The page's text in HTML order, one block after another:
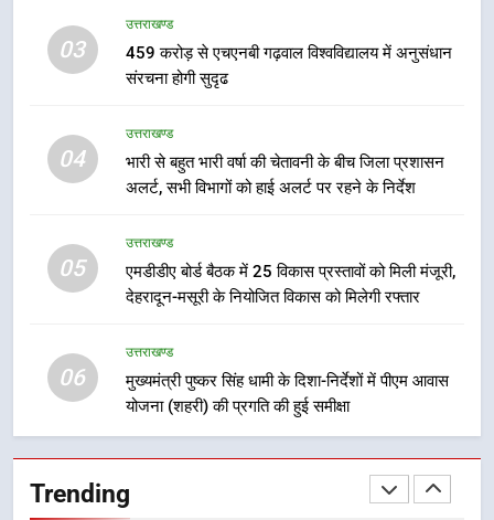
सुरक्षा मानकों से कोई समझौता नहींः डीएम
03
उत्तराखण्ड
459 करोड़ से एचएनबी गढ़वाल विश्वविद्यालय में अनुसंधान
संरचना होगी सुदृढ
04
उत्तराखण्ड
भारी से बहुत भारी वर्षा की चेतावनी के बीच जिला प्रशासन
अलर्ट, सभी विभागों को हाई अलर्ट पर रहने के निर्देश
05
उत्तराखण्ड
एमडीडीए बोर्ड बैठक में 25 विकास प्रस्तावों को मिली मंजूरी,
देहरादून-मसूरी के नियोजित विकास को मिलेगी रफ्तार
06
उत्तराखण्ड
मुख्यमंत्री पुष्कर सिंह धामी के दिशा-निर्देशों में पीएम आवास
योजना (शहरी) की प्रगति की हुई समीक्षा
Trending
की हुई समीक्षा
उत्तराखण्ड
बैरागीवाला हत्याकांड के फरार चल रहे
अभियुक्त को दून पुलिस ने हरिद्वार से किया
8
भारी बारिश का अलर्ट! 6 अगस्त को
मुख्यमंत्री धामी बोले- युवाओं को रोजगार
देना सरकार की सर्वोच्च प्राथमिकता, आने
वाले महीनों में हजारों पदों पर की जाएगी